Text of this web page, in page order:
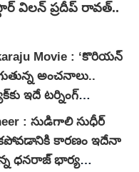
విలన్ ప్రదీప్ రావత్..
Movie : ‘కొరియన్
అంచనాలు..
ఇదే టర్నింగ్
: సుడిగాలి సుధీర్
కారణం ఇదేనా
ధనరాజ్ భార్య